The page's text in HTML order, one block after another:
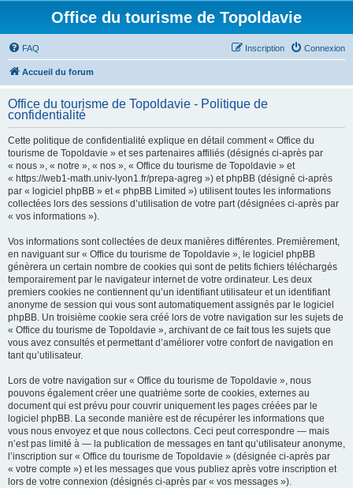
Office du tourisme de Topoldavie
FAQ Connexion
Inscription
Accueil du forum
Office du tourisme de Topoldavie - Politique de
confidentialité
Cette politique de confidentialité explique en détail comment « Office du
tourisme de Topoldavie » et ses partenaires affiliés (désignés ci-après par
« nous », « notre », « nos », « Office du tourisme de Topoldavie » et
« https://web1-math.univ-lyon1.fr/prepa-agreg ») et phpBB (désigné ci-après
par « logiciel phpBB » et « phpBB Limited ») utilisent toutes les informations
collectées lors des sessions d’utilisation de votre part (désignées ci-après par
« vos informations »).
Vos informations sont collectées de deux manières différentes. Premièrement,
en naviguant sur « Office du tourisme de Topoldavie », le logiciel phpBB
génèrera un certain nombre de cookies qui sont de petits fichiers téléchargés
temporairement par le navigateur internet de votre ordinateur. Les deux
premiers cookies ne contiennent qu’un identifiant utilisateur et un identifiant
anonyme de session qui vous sont automatiquement assignés par le logiciel
phpBB. Un troisième cookie sera créé lors de votre navigation sur les sujets de
« Office du tourisme de Topoldavie », archivant de ce fait tous les sujets que
vous avez consultés et permettant d’améliorer votre confort de navigation en
tant qu’utilisateur.
Lors de votre navigation sur « Office du tourisme de Topoldavie », nous
pouvons également créer une quatrième sorte de cookies, externes au
document qui est prévu pour couvrir uniquement les pages créées par le
logiciel phpBB. La seconde manière est de récupérer les informations que
vous nous envoyez et que nous collectons. Ceci peut correspondre — mais
n’est pas limité à — la publication de messages en tant qu’utilisateur anonyme,
l’inscription sur « Office du tourisme de Topoldavie » (désignée ci-après par
« votre compte ») et les messages que vous publiez après votre inscription et
lors de votre connexion (désignés ci-après par « vos messages »).